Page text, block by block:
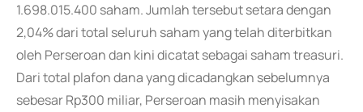
1.698.015.400 saham. Jumlah tersebut setara dengan
2,04% dari total seluruh saham yang telah diterbitkan
oleh Perseroan dan kini dicatat sebagai saham treasuri.
Dari total plafon dana yang dicadangkan sebelumnya
sebesar Rp300 miliar, Perseroan masih menyisakan